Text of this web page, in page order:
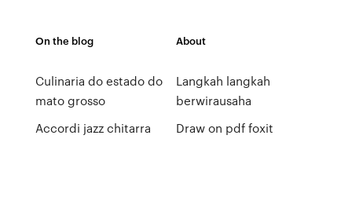
On the blog
Culinaria do estado do
mato grosso
Accordi jazz chitarra
About
Langkah langkah
berwirausaha
Draw on pdf foxit